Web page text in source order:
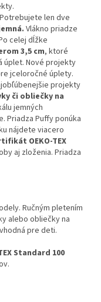
len dve
Vlákno priadze
celej dĺžke
3,5 cm, ktoré
úplet. Nové projekty
jceloročné úplety.
projekty
či obliečky na
jemných
Priadza Puffy ponúka
nájdete viacero
OEKO-TEX
aj zloženia. Priadza
Ručným pletením
alebo obliečky na
pre deti.
Standard 100